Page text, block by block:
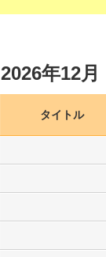
2026年12月
タイトル